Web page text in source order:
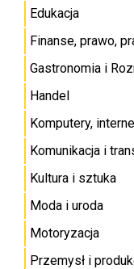
Edukacja
Finanse, prawo,
Gastronomia i
Handel
Komputery,
Komunikacja i
Kultura i sztuka
Moda i uroda
Motoryzacja
Przemysł i